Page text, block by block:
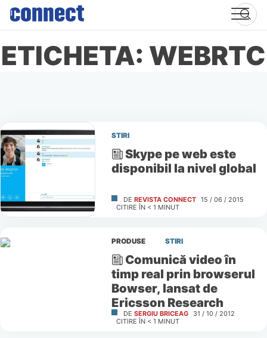
Skip
content
ETICHETA: WEBRTC
STIRI
Skype pe web este
disponibil la nivel global
DE REVISTA CONNECT 15 / 06 / 2015
CITIRE ÎN < 1 MINUT
PRODUSE STIRI
Comunică video în
timp real prin browserul
Bowser, lansat de
Ericsson Research
DE SERGIU BRICEAG
31 / 10 / 2012
CITIRE ÎN < 1 MINUT